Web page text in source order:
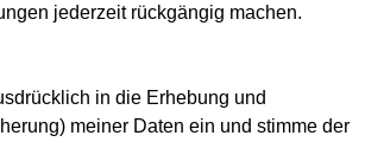
jederzeit rückgängig machen.
in die Erhebung und
meiner Daten ein und stimme der